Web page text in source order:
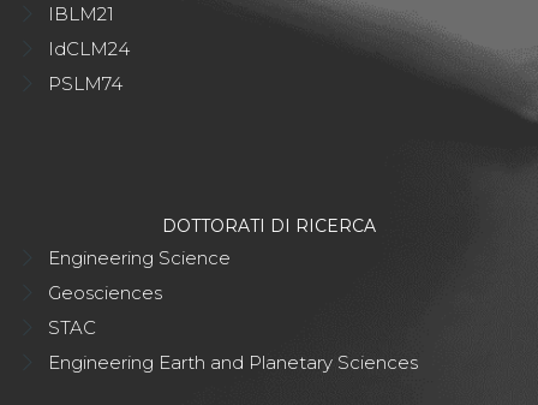
IBLM21
IdCLM24
PSLM74
DOTTORATI DI RICERCA
Engineering Science
Geosciences
STAC
Engineering Earth and Planetary Sciences